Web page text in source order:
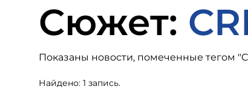
Cюжет:
Показаны новости, помеченные тегом
Найдено: 1 запись.